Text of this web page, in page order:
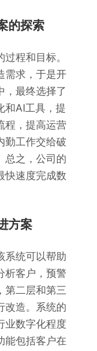
的探索
程和目标。
需求，于是开
，最终选择了
和AI工具，提
程，提高运营
勤工作交给破
总之，公司的
快速度完成数
方案
系统可以帮助
析客户，预警
第二层和第三
改造。系统的
业数字化程度
能包括客户在